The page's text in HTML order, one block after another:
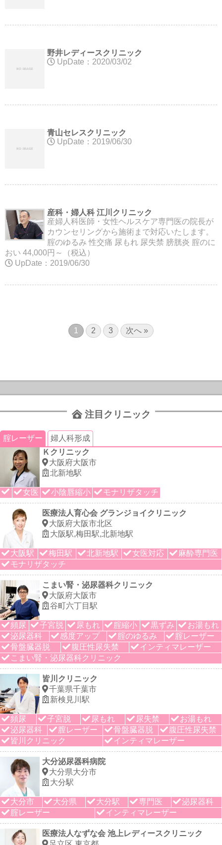
野井レディースクリニック
UpDate：2020/03/02
青山セレスクリニック
UpDate：2019/06/30
産科・婦人科 江川クリニック
産婦人科医師・女性ヘルスケア専門医の院長が
カウンセリングから施術まで対応いたします。
腟のゆるみ 性交痛 尿もれ 尿失禁 膀胱炎 腟のに
おい 44,000円～（税込）
UpDate：2019/06/30
1 2 3 次へ »
注目クリニック
腟レーザー
婦人科形成
Ｋクリニック
大阪府大阪市
北新地駅
女医 小陰唇縮小 モナリザタッチ
医療法人育心会 グランジョイクリニック
大阪府大阪市北区
大阪駅,梅田駅,北新地駅
大阪駅 梅田駅 北新地駅 女医対応
麻酔専門医
モナリザタッチ
こまい腎・泌尿器科クリニック
大阪府大阪市
谷町六丁目駅
頻尿 子宮脱 尿もれ 腟縮小 黒ずみ
お湯もれ
泌尿器科
感度アップ 腟のゆるみ
腟レーザー
骨盤臓器脱
腹圧性尿失禁
インティマレーザー
こまい腎・泌尿器科クリニック
皆川クリニック
千葉県千葉市
新検見川駅
頻尿 子宮脱 尿もれ 尿失禁
お湯もれ
泌尿器科
膣レーザー 骨盤臓器脱
腹圧性尿失禁
皆川クリニック
インティマレーザー
大分泌尿器科病院
大分県大分市
大分駅
大分市 大分県 大分駅 専門医
泌尿器科
腟レーザー
インティマレーザー
医療法人なずな会 池上レディースクリニック